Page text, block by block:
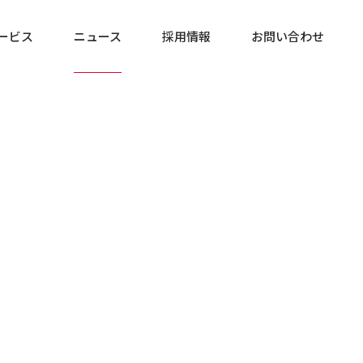
ビス ニュース 採用情報 お問い合わせ